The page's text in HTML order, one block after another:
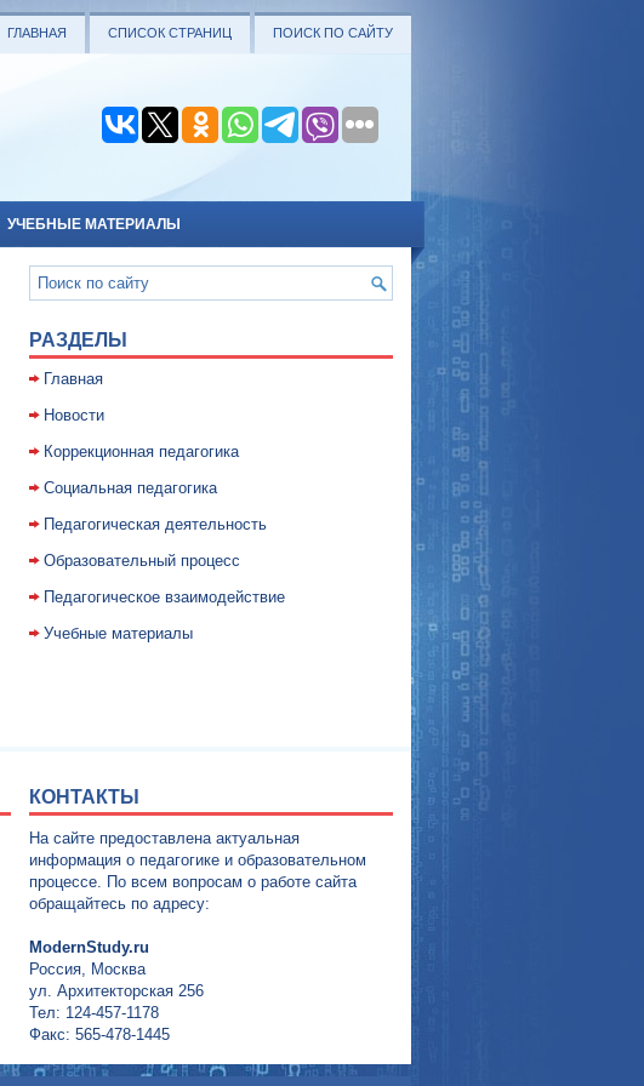
ГЛАВНАЯ СПИСОК СТРАНИЦ ПОИСК ПО САЙТУ
УЧЕБНЫЕ МАТЕРИАЛЫ
РАЗДЕЛЫ
Главная
Новости
Коррекционная педагогика
Социальная педагогика
Педагогическая деятельность
Образовательный процесс
Педагогическое взаимодействие
Учебные материалы
КОНТАКТЫ
На сайте предоставлена актуальная
информация о педагогике и образовательном
процессе. По всем вопросам о работе сайта
обращайтесь по адресу:
ModernStudy.ru
Россия, Москва
ул. Архитекторская 256
Тел: 124-457-1178
Факс: 565-478-1445